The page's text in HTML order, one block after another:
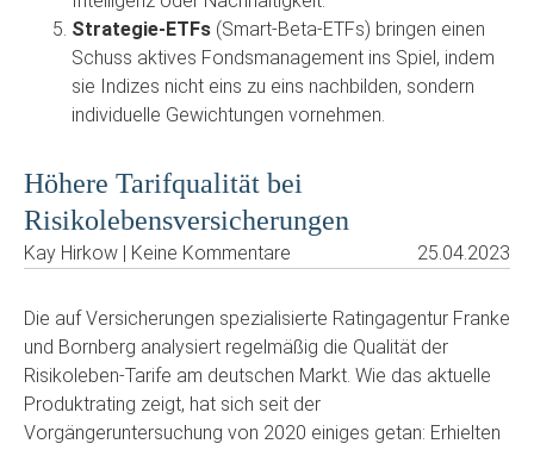
Strategie-ETFs (Smart-Beta-ETFs) bringen einen
Schuss aktives Fondsmanagement ins Spiel, indem
sie Indizes nicht eins zu eins nachbilden, sondern
individuelle Gewichtungen vornehmen.
Höhere Tarifqualität bei
Risikolebensversicherungen
Kay Hirkow | Keine Kommentare 25.04.2023
Die auf Versicherungen spezialisierte Ratingagentur Franke
und Bornberg analysiert regelmäßig die Qualität der
Risikoleben-Tarife am deutschen Markt. Wie das aktuelle
Produktrating zeigt, hat sich seit der
Vorgängeruntersuchung von 2020 einiges getan: Erhielten